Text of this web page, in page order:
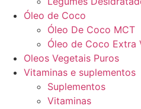
Óleo de Coco
Óleo De Coco MCT
Óleo de Coco Extra
Oleos Vegetais Puros
Vitaminas e suplementos
Suplementos
Vitaminas